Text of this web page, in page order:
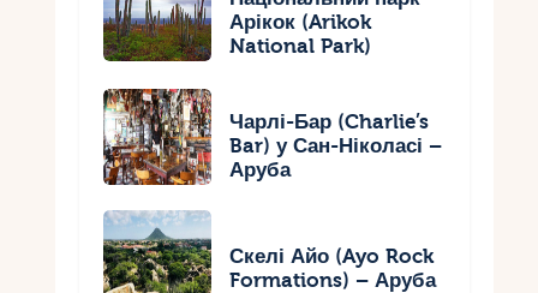
Арікок (Arikok
National Park)
Чарлі-Бар (Charlie’s
Bar) у Сан-Ніколасі –
Аруба
Скелі Айо (Ayo Rock
Formations) – Аруба